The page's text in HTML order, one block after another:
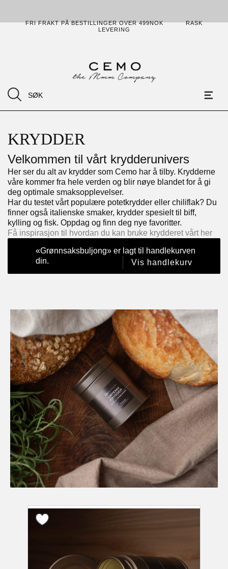
FRI FRAKT PÅ BESTILLINGER OVER 499NOK
RASK
LEVERING
KRYDDER
Velkommen til vårt krydderunivers
Her ser du alt av krydder som Cemo har å tilby. Krydderne
våre kommer fra hele verden og blir nøye blandet for å gi
deg optimale smaksopplevelser.
Har du testet vårt populære potetkrydder eller chiliflak? Du
finner også italienske smaker, krydder spesielt til biff,
kylling og fisk. Oppdag og finn deg nye favoritter.
Få inspirasjon til hvordan du kan bruke krydderet vårt her
«Grønnsaksbuljong» er lagt til handlekurven
din.
Vis handlekurv